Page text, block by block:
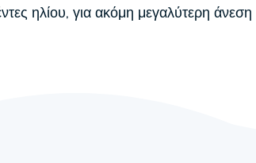
ηλίου, για ακόμη μεγαλύτερη άνεση